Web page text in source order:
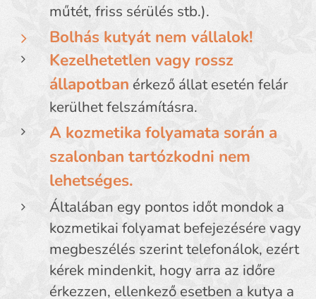
műtét, friss sérülés stb.).
Bolhás kutyát nem vállalok!
Kezelhetetlen vagy rossz
állapotban érkező állat esetén felár
kerülhet felszámításra.
A kozmetika folyamata során a
szalonban tartózkodni nem
lehetséges.
Általában egy pontos időt mondok a
kozmetikai folyamat befejezésére vagy
megbeszélés szerint telefonálok, ezért
kérek mindenkit, hogy arra az időre
érkezzen, ellenkező esetben a kutya a